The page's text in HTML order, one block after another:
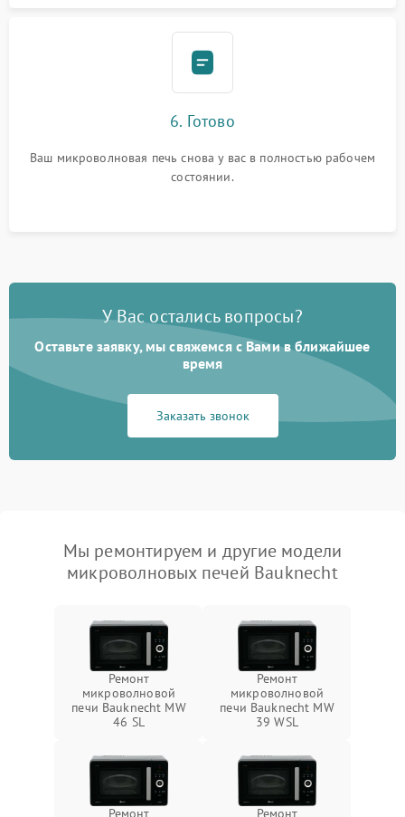
6. Готово
Ваш микроволновая печь снова у вас в полностью рабочем
состоянии.
У Вас остались вопросы?
Оставьте заявку, мы свяжемся с Вами в ближайшее
время
Заказать звонок
Мы ремонтируем и другие модели
микроволновых печей Bauknecht
Ремонт
микроволновой
печи Bauknecht MW
46 SL
Ремонт
микроволновой
печи Bauknecht MW
39 WSL
Ремонт
Ремонт